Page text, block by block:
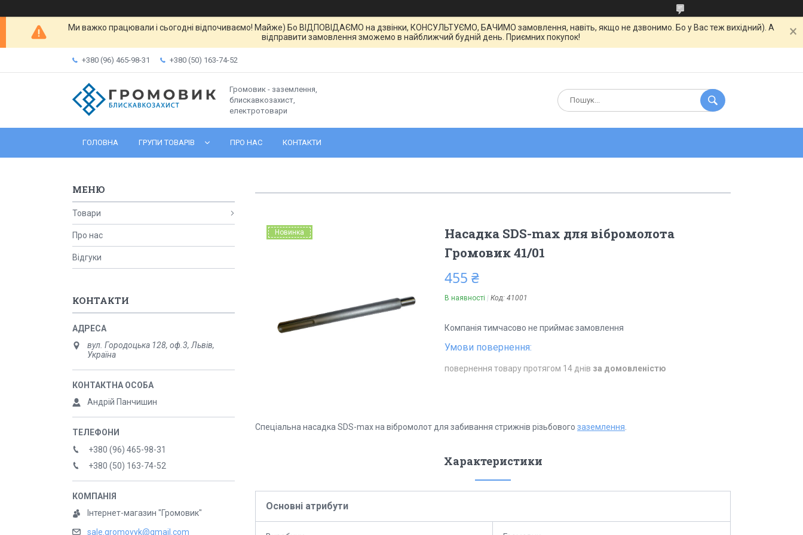
Ми важко працювали і сьогодні відпочиваємо! Майже) Бо ВІДПОВІДАЄМО на дзвінки, КОНСУЛЬТУЄМО, БАЧИМО замовлення, навіть, якщо не дзвонимо. Бо у Вас теж вихідний). А
відправити замовлення зможемо в найближчий будній день. Приємних покупок!
+380 (96) 465-98-31 +380 (50) 163-74-52
Громовик - заземлення,
блискавкозахист,
електротовари
ГОЛОВНА ГРУПИ ТОВАРІВ ПРО НАС КОНТАКТИ
Новинка
Насадка SDS-max для вібромолота
Громовик 41/01
455 ₴
В наявності Код: 41001
Компанія тимчасово не приймає замовлення
повернення товару протягом 14 днів за домовленістю
Спеціальна насадка SDS-max на вібромолот для забивання стрижнів різьбового заземлення
Характеристики
Основні атрибути
Товари
Про нас
Відгуки
КОНТАКТИ
вул. Городоцька 128, оф.3, Львів,
Україна
Андрій Панчишин
+380 (96) 465-98-31
+380 (50) 163-74-52
Інтернет-магазин "Громовик"
sale.gromovyk@gmail.com